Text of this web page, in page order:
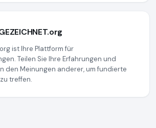
ist Ihre Plattform für
Teilen Sie Ihre Erfahrungen und
den Meinungen anderer, um fundierte
treffen.